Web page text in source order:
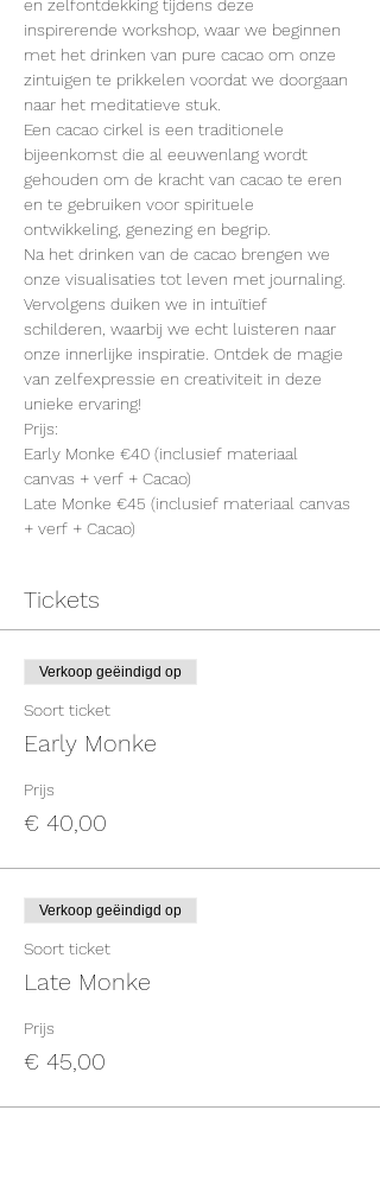
en zelfontdekking tijdens deze
inspirerende workshop, waar we beginnen
met het drinken van pure cacao om onze
zintuigen te prikkelen voordat we doorgaan
naar het meditatieve stuk.
Een cacao cirkel is een traditionele
bijeenkomst die al eeuwenlang wordt
gehouden om de kracht van cacao te eren
en te gebruiken voor spirituele
ontwikkeling, genezing en begrip.
Na het drinken van de cacao brengen we
onze visualisaties tot leven met journaling.
Vervolgens duiken we in intuïtief
schilderen, waarbij we echt luisteren naar
onze innerlijke inspiratie. Ontdek de magie
van zelfexpressie en creativiteit in deze
unieke ervaring!
Prijs:
Early Monke €40 (inclusief materiaal
canvas + verf + Cacao)
Late Monke €45 (inclusief materiaal canvas
+ verf + Cacao)
Tickets
Verkoop geëindigd op
Soort ticket
Early Monke
Prijs
€ 40,00
Verkoop geëindigd op
Soort ticket
Late Monke
Prijs
€ 45,00